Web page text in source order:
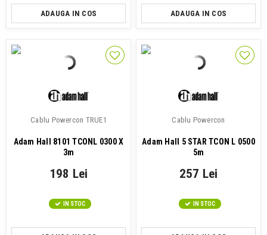
ADAUGA IN COS ADAUGA IN COS
Cablu Powercon TRUE1
Adam Hall 8101 TCONL 0300 X
3m
198 Lei
IN STOC
Cablu Powercon
Adam Hall 5 STAR TCON L 0500
5m
257 Lei
IN STOC